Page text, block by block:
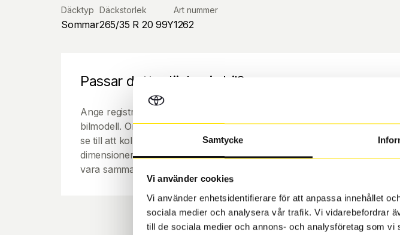
Samtycke
Vi använder cookies
Vi använder enhetsidentifierare för att anpassa innehållet
sociala medier och analysera vår trafik. Vi vidarebefordrar
till de sociala medier och annons- och analysföretag som
Däcktyp
Sommar
Däckstorlek
265/35 R 20 99Y
Art nummer
1262
Passar detta däck min bil?
Ange registreringsnummer för att se om det däck du valt passar din
bilmodell. Om du köper däck som skall sättas på dina befintliga fälgar,
se till att kolla en extra gång så att däck och fälg har samma
dimensioner. Ibland kan fälgen ha bytts ut under årens lopp och inte
vara samma dimension som bilen hade ut från fabrik.